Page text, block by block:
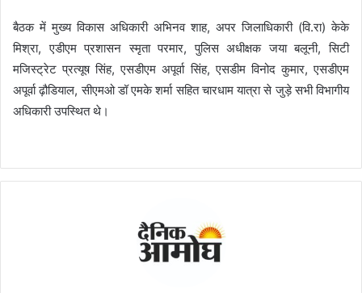
बैठक में मुख्य विकास अधिकारी अभिनव शाह, अपर जिलाधिकारी (वि.रा) केके
मिश्रा, एडीएम प्रशासन स्मृता परमार, पुलिस अधीक्षक जया बलूनी, सिटी
मजिस्ट्रेट प्रत्यूष सिंह, एसडीएम अपूर्वा सिंह, एसडीम विनोद कुमार, एसडीएम
अपूर्वा ढ़ौडियाल, सीएमओ डॉ एमके शर्मा सहित चारधाम यात्रा से जुड़े सभी विभागीय
अधिकारी उपस्थित थे।